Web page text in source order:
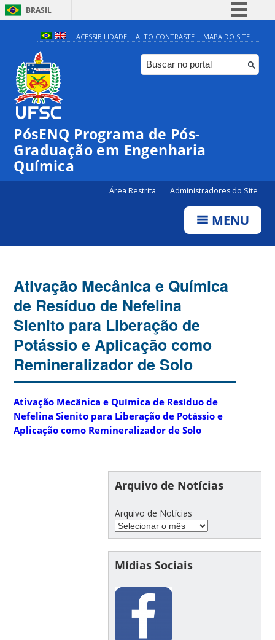
BRASIL
Simplifique!
Comunica BR
Participe
Canais
ACESSIBILIDADE ALTO CONTRASTE MAPA DO SITE
PósENQ Programa de Pós-
Graduação em Engenharia
Química
Área Restrita Administradores do Site
MENU
Ativação Mecânica e Química
de Resíduo de Nefelina
Sienito para Liberação de
Potássio e Aplicação como
Remineralizador de Solo
Ativação Mecânica e Química de Resíduo de
Nefelina Sienito para Liberação de Potássio e
Aplicação como Remineralizador de Solo
Arquivo de Notícias
Arquivo de Notícias
Mídias Sociais